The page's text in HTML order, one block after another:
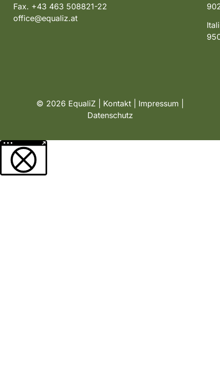
Fax. +43 463 508821-22
office@equaliz.at
© 2026 EqualiZ | Kontakt Impressum
Datenschutz
Weitere Informationen über den gesperrten Inhalt.